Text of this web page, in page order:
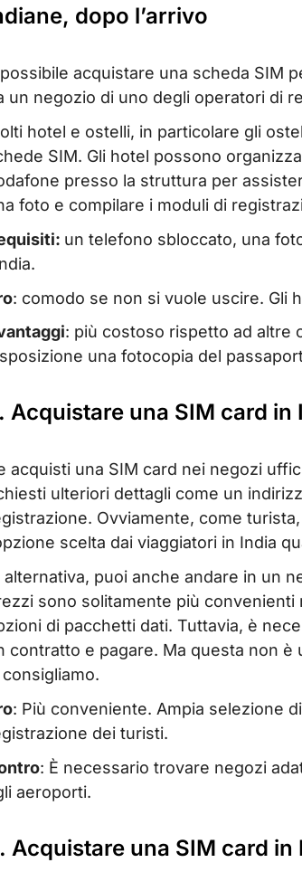
dopo l’arrivo
acquistare una scheda SIM
un negozio di uno degli operatori di
hotel e ostelli, in particolare gli
SIM. Gli hotel possono
presso la struttura per
foto e compilare i moduli di
un telefono sbloccato, una
: comodo se non si vuole uscire. Gli
: più costoso rispetto ad altre
una fotocopia del
Acquistare una SIM card in
acquisti una SIM card nei negozi
ulteriori dettagli come un
Ovviamente, come
scelta dai viaggiatori in India
alternativa, puoi anche andare in un
sono solitamente più convenienti
di pacchetti dati. Tuttavia, è
contratto e pagare. Ma questa non è
consigliamo.
: Più conveniente. Ampia selezione
dei turisti.
: È necessario trovare negozi
aeroporti.
Acquistare una SIM card in